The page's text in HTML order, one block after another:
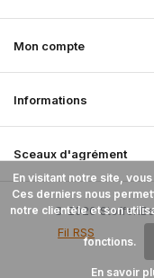
Mon compte
Informations
Sceaux d'agrément
© 2026
Fil RSS
En visitant notre site,
Ces derniers nous
notre clientèle et son
fonctions.
En savoir